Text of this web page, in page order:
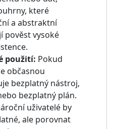
které
a abstraktní
pověst vysoké
použití: Pokud
občasnou
bezplatný nástroj,
bezplatný plán.
uživatelé by
ale porovnat